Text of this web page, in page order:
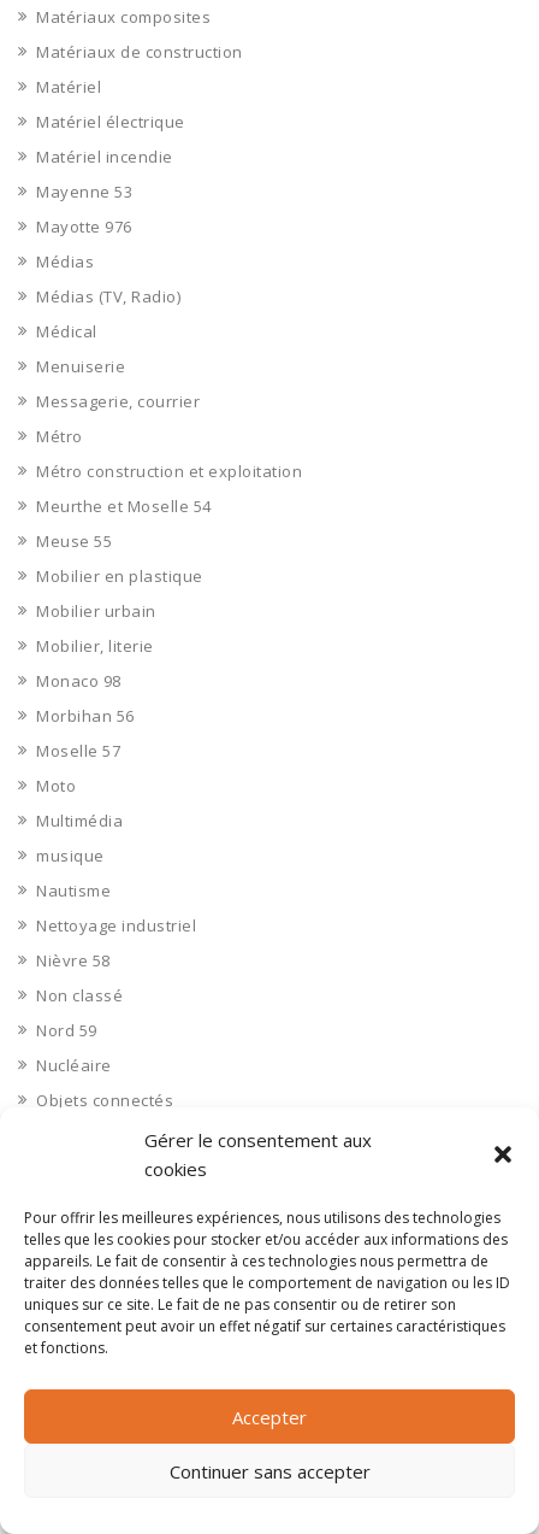
Gérer le consentement aux
cookies
Pour offrir les meilleures expériences, nous utilisons des technologies
telles que les cookies pour stocker et/ou accéder aux informations des
appareils. Le fait de consentir à ces technologies nous permettra de
traiter des données telles que le comportement de navigation ou les ID
uniques sur ce site. Le fait de ne pas consentir ou de retirer son
consentement peut avoir un effet négatif sur certaines caractéristiques
et fonctions.
Accepter
Continuer sans accepter
Matériaux composites
Matériaux de construction
Matériel
Matériel électrique
Matériel incendie
Mayenne 53
Mayotte 976
Médias
Médias (TV, Radio)
Médical
Menuiserie
Messagerie, courrier
Métro
Métro construction et exploitation
Meurthe et Moselle 54
Meuse 55
Mobilier en plastique
Mobilier urbain
Mobilier, literie
Monaco 98
Morbihan 56
Moselle 57
Moto
Multimédia
musique
Nautisme
Nettoyage industriel
Nièvre 58
Non classé
Nord 59
Nucléaire
Objets connectés
Objets en plastique
Opérateurs télécom
Optique
Ordinateurs
Orne 61
Paramédical, compléments alimentaires
Paris 75